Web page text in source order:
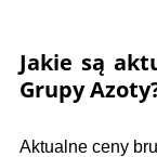
Jakie są
Grupy
Aktualne ceny